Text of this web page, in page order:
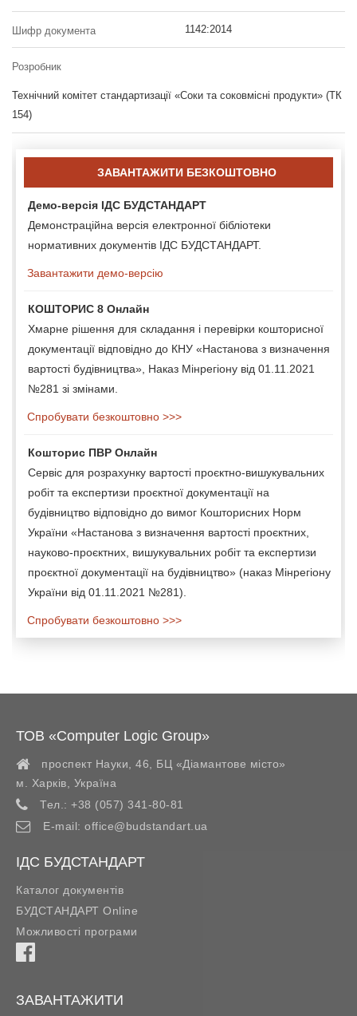
Шифр документа 1142:2014
Розробник
Технічний комітет стандартизації «Соки та соковмісні продукти» (ТК
154)
ЗАВАНТАЖИТИ БЕЗКОШТОВНО
Демо-версія ІДС БУДСТАНДАРТ
Демонстраційна версія електронної бібліотеки
нормативних документів ІДС БУДСТАНДАРТ.
Завантажити демо-версію
КОШТОРИС 8 Онлайн
Хмарне рішення для складання і перевірки кошторисної
документації відповідно до КНУ «Настанова з визначення
вартості будівництва», Наказ Мінрегіону від 01.11.2021
№281 зі змінами.
Спробувати безкоштовно >>>
Кошторис ПВР Онлайн
Сервіс для розрахунку вартості проєктно-вишукувальних
робіт та експертизи проєктної документації на
будівництво відповідно до вимог Кошторисних Норм
України «Настанова з визначення вартості проєктних,
науково-проєктних, вишукувальних робіт та експертизи
проєктної документації на будівництво» (наказ Мінрегіону
України від 01.11.2021 №281).
Спробувати безкоштовно >>>
ТОВ «Computer Logic Group»
проспект Науки, 46, БЦ «Діамантове місто»
м. Харків
Україна
Тел.: +38 (057) 341-80-81
E-mail: office@budstandart.ua
ІДС БУДСТАНДАРТ
Каталог документів
БУДСТАНДАРТ Online
Можливості програми
ЗАВАНТАЖИТИ